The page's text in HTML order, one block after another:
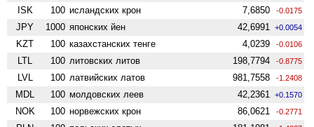
ISK 100 исландских крон 7,6850 -0.0175
JPY 1000 японских йен 42,6991 +0.0054
KZT 100 казахстанских тенге 4,0239 -0.0106
LTL 100 литовских литов 198,7794 -0.8775
LVL 100 латвийских латов 981,7558 -1.2408
MDL 100 молдовских леев 42,2361 +0.1570
NOK 100 норвежских крон 86,0621 -0.2771